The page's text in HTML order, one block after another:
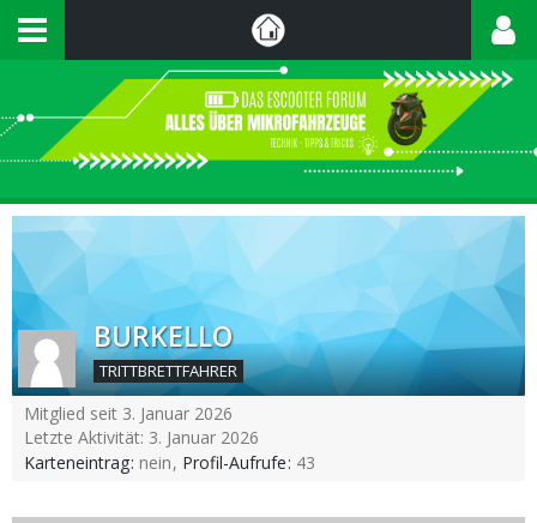
BURKELLO
TRITTBRETTFAHRER
Mitglied seit 3. Januar 2026
Letzte Aktivität: 3. Januar 2026
Karteneintrag nein Profil-Aufrufe 43